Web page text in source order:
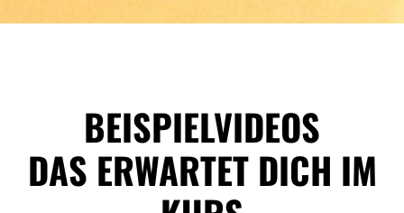
BEISPIELVIDEOS
DAS ERWARTET DICH IM